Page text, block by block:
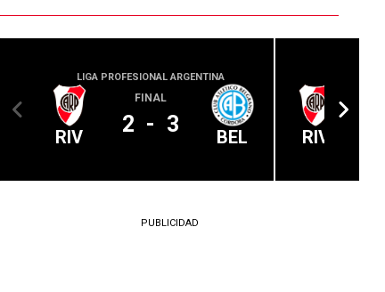
LIGA PROFESIONAL ARGENTINA
RIV
FINAL
2 - 3 BEL RIV
PUBLICIDAD